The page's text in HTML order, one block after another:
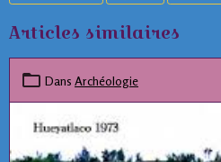
Articles similaires
Dans Archéologie